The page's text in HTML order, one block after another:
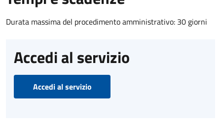
Durata massima del procedimento amministrativo: 30 giorni
Accedi al servizio
Accedi al servizio